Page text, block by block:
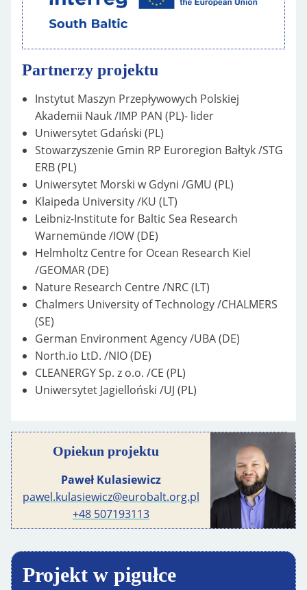
Partnerzy projektu
Instytut Maszyn Przepływowych Polskiej
Akademii Nauk /IMP PAN (PL)- lider
Uniwersytet Gdański (PL)
Stowarzyszenie Gmin RP Euroregion Bałtyk /STG
ERB (PL)
Uniwersytet Morski w Gdyni /GMU (PL)
Klaipeda University /KU (LT)
Leibniz-Institute for Baltic Sea Research
Warnemünde /IOW (DE)
Helmholtz Centre for Ocean Research Kiel
/GEOMAR (DE)
Nature Research Centre /NRC (LT)
Chalmers University of Technology /CHALMERS
(SE)
German Environment Agency /UBA (DE)
North.io LtD. /NIO (DE)
CLEANERGY Sp. z o.o. /CE (PL)
Uniwersytet Jagielloński /UJ (PL)
Opiekun projektu
Paweł Kulasiewicz
pawel.kulasiewicz@eurobalt.org.pl
+48 507193113
Projekt w pigułce